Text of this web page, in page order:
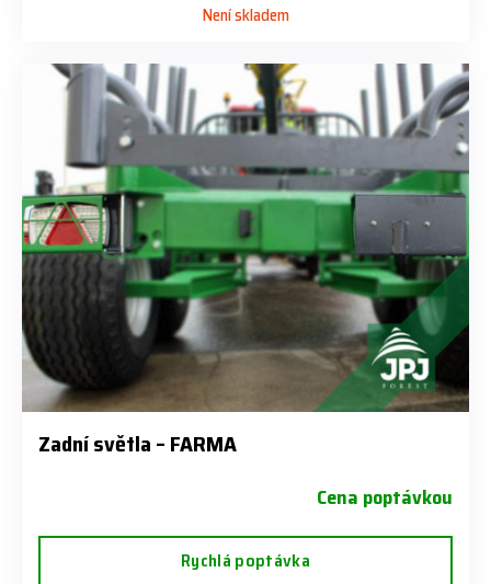
Není skladem
Zadní světla – FARMA
Cena poptávkou
Rychlá poptávka